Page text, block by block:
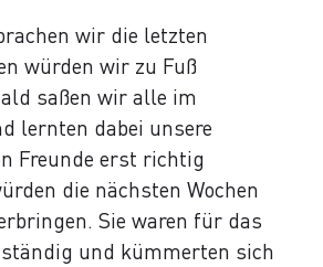
wir die letzten
würden wir zu Fuß
saßen wir alle im
lernten dabei unsere
Freunde erst richtig
die nächsten Wochen
Sie waren für das
und kümmerten sich